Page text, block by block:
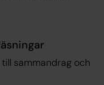
sammandrag och